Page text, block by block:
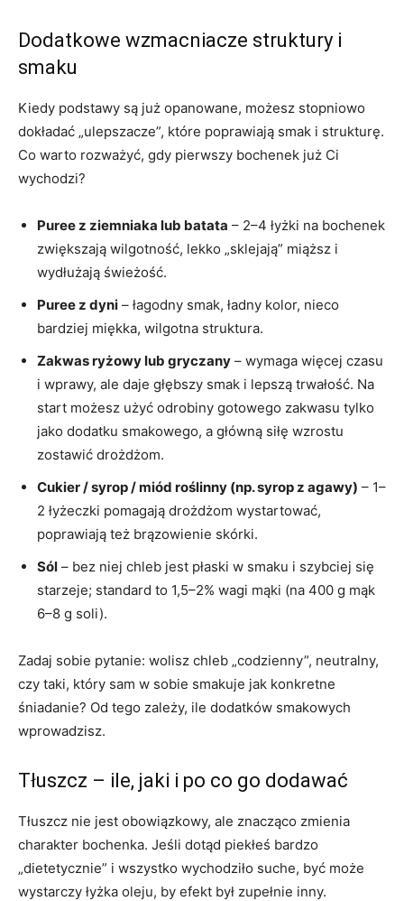
Dodatkowe wzmacniacze struktury i
smaku
Kiedy podstawy są już opanowane, możesz stopniowo
dokładać „ulepszacze”, które poprawiają smak i strukturę.
Co warto rozważyć, gdy pierwszy bochenek już Ci
wychodzi?
Puree z ziemniaka lub batata – 2–4 łyżki na bochenek
zwiększają wilgotność, lekko „sklejają” miąższ i
wydłużają świeżość.
Puree z dyni – łagodny smak, ładny kolor, nieco
bardziej miękka, wilgotna struktura.
Zakwas ryżowy lub gryczany – wymaga więcej czasu
i wprawy, ale daje głębszy smak i lepszą trwałość. Na
start możesz użyć odrobiny gotowego zakwasu tylko
jako dodatku smakowego, a główną siłę wzrostu
zostawić drożdżom.
Cukier / syrop / miód roślinny (np. syrop z agawy) – 1–
2 łyżeczki pomagają drożdżom wystartować,
poprawiają też brązowienie skórki.
Sól – bez niej chleb jest płaski w smaku i szybciej się
starzeje; standard to 1,5–2% wagi mąki (na 400 g mąk
6–8 g soli).
Zadaj sobie pytanie: wolisz chleb „codzienny”, neutralny,
czy taki, który sam w sobie smakuje jak konkretne
śniadanie? Od tego zależy, ile dodatków smakowych
wprowadzisz.
Tłuszcz – ile, jaki i po co go dodawać
Tłuszcz nie jest obowiązkowy, ale znacząco zmienia
charakter bochenka. Jeśli dotąd piekłeś bardzo
„dietetycznie” i wszystko wychodziło suche, być może
wystarczy łyżka oleju, by efekt był zupełnie inny.